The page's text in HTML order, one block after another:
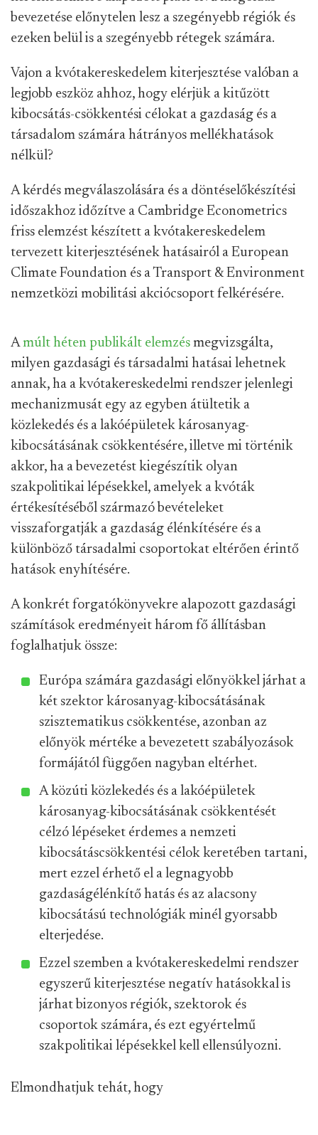
bevezetése előnytelen lesz a szegényebb régiók és
ezeken belül is a szegényebb rétegek számára.
Vajon a kvótakereskedelem kiterjesztése valóban a
legjobb eszköz ahhoz, hogy elérjük a kitűzött
kibocsátás-csökkentési célokat a gazdaság és a
társadalom számára hátrányos mellékhatások
nélkül?
A kérdés megválaszolására és a döntéselőkészítési
időszakhoz időzítve a Cambridge Econometrics
friss elemzést készített a kvótakereskedelem
tervezett kiterjesztésének hatásairól a European
Climate Foundation és a Transport & Environment
nemzetközi mobilitási akciócsoport felkérésére.
Amúlt héten publikált elemzés megvizsgálta,
milyen gazdasági és társadalmi hatásai lehetnek
annak, ha a kvótakereskedelmi rendszer jelenlegi
mechanizmusát egy az egyben átültetik a
közlekedés és a lakóépületek károsanyag-
kibocsátásának csökkentésére, illetve mi történik
akkor, ha a bevezetést kiegészítik olyan
szakpolitikai lépésekkel, amelyek a kvóták
értékesítéséből származó bevételeket
visszaforgatják a gazdaság élénkítésére és a
különböző társadalmi csoportokat eltérően érintő
hatások enyhítésére.
A konkrét forgatókönyvekre alapozott gazdasági
számítások eredményeit három fő állításban
foglalhatjuk össze:
Európa számára gazdasági előnyökkel járhat a
két szektor károsanyag-kibocsátásának
szisztematikus csökkentése, azonban az
előnyök mértéke a bevezetett szabályozások
formájától függően nagyban eltérhet.
A közúti közlekedés és a lakóépületek
károsanyag-kibocsátásának csökkentését
célzó lépéseket érdemes a nemzeti
kibocsátáscsökkentési célok keretében tartani,
mert ezzel érhető el a legnagyobb
gazdaságélénkítő hatás és az alacsony
kibocsátású technológiák minél gyorsabb
elterjedése.
Ezzel szemben a kvótakereskedelmi rendszer
egyszerű kiterjesztése negatív hatásokkal is
járhat bizonyos régiók, szektorok és
csoportok számára, és ezt egyértelmű
szakpolitikai lépésekkel kell ellensúlyozni.
Elmondhatjuk tehát, hogy